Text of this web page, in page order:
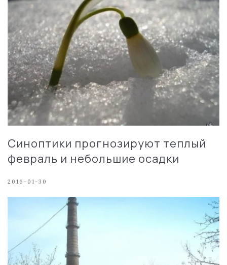
Синоптики прогнозируют теплый
февраль и небольшие осадки
2016-01-30